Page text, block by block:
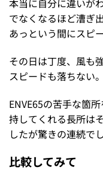
本当に自分に違いが
でなくなるほど漕ぎ
あっという間にスピ
その日は丁度、風も
スピードも落ちない。
ENVE65の苦手な箇
持してくれる長所は
したが驚きの連続でし
比較してみて